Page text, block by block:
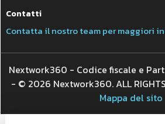
Contatti
Contatta il nostro team per maggiori
Nextwork360 - Codice fiscale e
- © 2026 Nextwork360. ALL RIGHTS
Mappa del sito